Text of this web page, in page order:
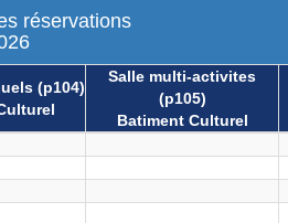
(p104)
Salle multi-activites
(p105)
Batiment Culturel
réservations